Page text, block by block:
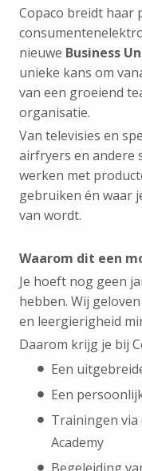
Copaco breidt
nieuwe Business
unieke kans om
van een groeiend
organisatie.
Van televisies en
airfryers en andere
werken met
gebruiken én waar
van wordt.
Waarom dit een
Je hoeft nog geen
hebben. Wij
en leergierigheid
Daarom krijg je bij
Een
Een
Trainingen via
Academy